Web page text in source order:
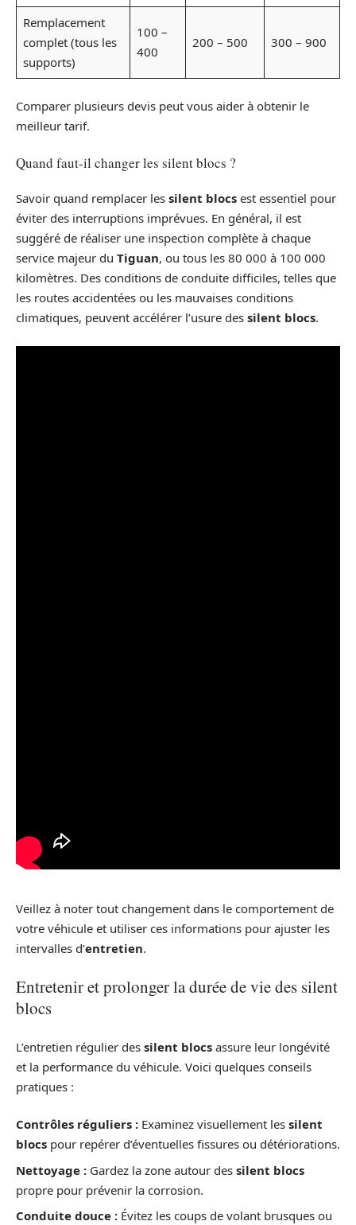
Remplacement
complet (tous les
supports)
100 –
400
200 – 500 300 – 900
Comparer plusieurs devis peut vous aider à obtenir le
meilleur tarif.
Quand faut-il changer les silent blocs ?
Savoir quand remplacer les silent blocs est essentiel pour
éviter des interruptions imprévues. En général, il est
suggéré de réaliser une inspection complète à chaque
service majeur du Tiguan, ou tous les 80 000 à 100 000
kilomètres. Des conditions de conduite difficiles, telles que
les routes accidentées ou les mauvaises conditions
climatiques, peuvent accélérer l’usure des silent blocs.
Veillez à noter tout changement dans le comportement de
votre véhicule et utiliser ces informations pour ajuster les
intervalles d’entretien.
Entretenir et prolonger la durée de vie des silent
blocs
L’entretien régulier des silent blocs assure leur longévité
et la performance du véhicule. Voici quelques conseils
pratiques :
Contrôles réguliers : Examinez visuellement les silent
blocs pour repérer d’éventuelles fissures ou détériorations.
Nettoyage : Gardez la zone autour des silent blocs
propre pour prévenir la corrosion.
Conduite douce : Évitez les coups de volant brusques ou